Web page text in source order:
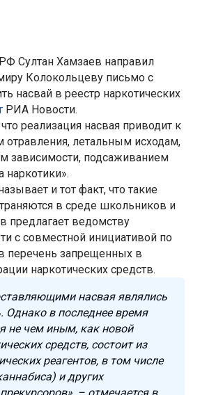
Султан Хамзаев направил
Колокольцеву письмо с
насвай в реестр наркотических
РИА Новости.
реализация насвая приводит к
летальным исходам,
зависимости, подсаживанием
и тот факт, что такие
в среде школьников и
предлагает ведомству
с совместной инициативой по
перечень запрещенных в
наркотических средств.
насвая являлись
Однако в последнее время
не чем иным, как новой
средств, состоит из
реагентов, в том числе
и других